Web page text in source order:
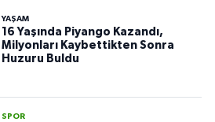
YAŞAM
16 Yaşında Piyango Kazandı,
Milyonları Kaybettikten Sonra
Huzuru Buldu
SPOR